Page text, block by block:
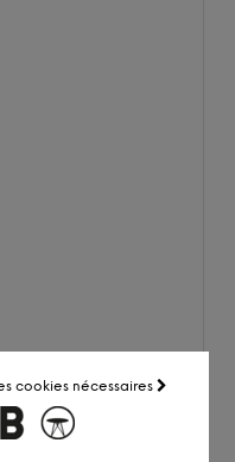
sur ce site.
utilisation dans nos